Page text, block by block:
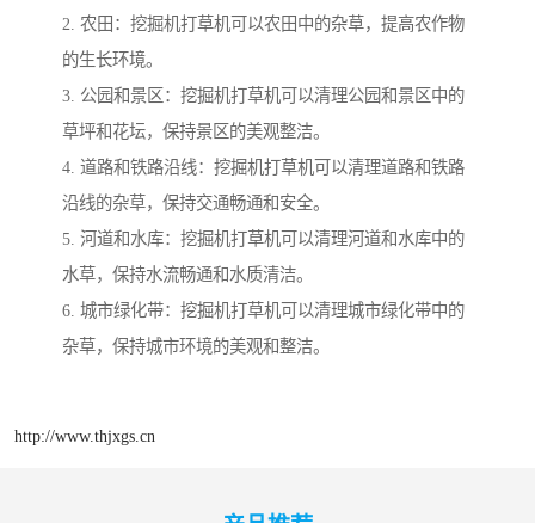
2. 农田：挖掘机打草机可以农田中的杂草，提高农作物
的生长环境。
3. 公园和景区：挖掘机打草机可以清理公园和景区中的
草坪和花坛，保持景区的美观整洁。
4. 道路和铁路沿线：挖掘机打草机可以清理道路和铁路
沿线的杂草，保持交通畅通和安全。
5. 河道和水库：挖掘机打草机可以清理河道和水库中的
水草，保持水流畅通和水质清洁。
6. 城市绿化带：挖掘机打草机可以清理城市绿化带中的
杂草，保持城市环境的美观和整洁。
http://www.thjxgs.cn